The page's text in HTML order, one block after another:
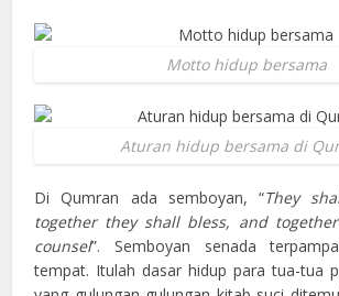
Motto hidup bersama
Aturan hidup bersama di
Di Qumran ada semboyan, “They
together they shall bless, and
counsel”. Semboyan senada
tempat. Itulah dasar hidup para tua-tua